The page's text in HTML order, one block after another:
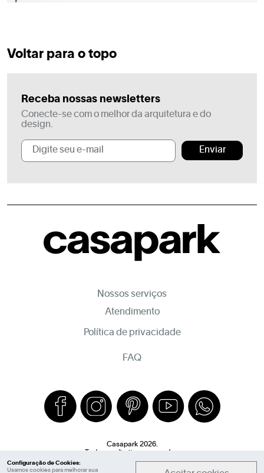
Configuração de Cookies:
Usamos cookies para melhorar sua
Voltar para o topo
Receba nossas newsletters
Conecte-se com o melhor da arquitetura e do
design.
Enviar
Nossos serviços
Atendimento
Política de privacidade
FAQ
Casapark 2026.
Todos os direitos reservados.